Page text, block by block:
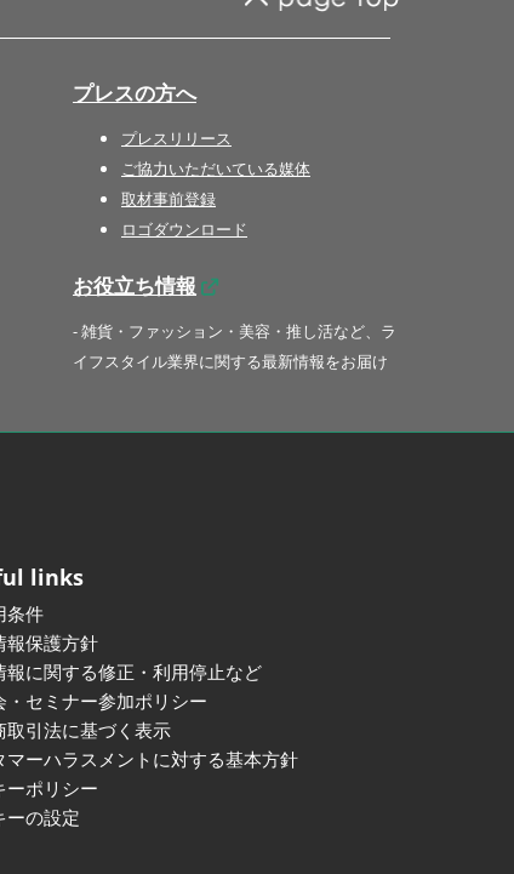
プレスの方へ
プレスリリース
ご協力いただいている媒体
取材事前登録
ロゴダウンロード
お役立ち情報
- 雑貨・ファッション・美容・推し活など、ラ
イフスタイル業界に関する最新情報をお届け
links
条件
報保護方針
報に関する修正・利用停止など
・セミナー参加ポリシー
取引法に基づく表示
マーハラスメントに対する基本方針
ーポリシー
ーの設定